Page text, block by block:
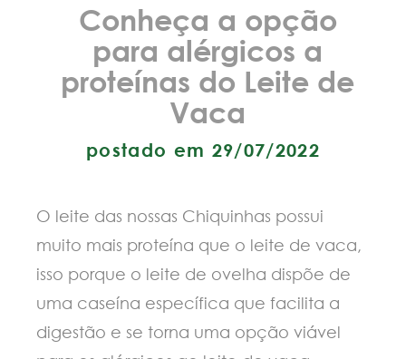
Conheça a opção
para alérgicos a
proteínas do Leite de
Vaca
postado em 29/07/2022
O leite das nossas Chiquinhas possui
muito mais proteína que o leite de vaca,
isso porque o leite de ovelha dispõe de
uma caseína específica que facilita a
digestão e se torna uma opção viável